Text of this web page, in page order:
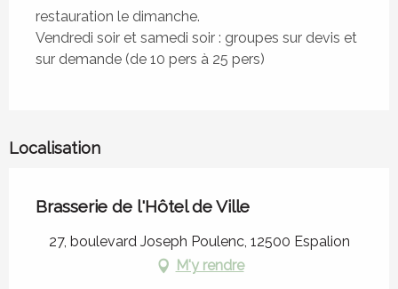
restauration le dimanche.
Vendredi soir et samedi soir : groupes sur devis et
sur demande (de 10 pers à 25 pers)
Localisation
Brasserie de l'Hôtel de Ville
27, boulevard Joseph Poulenc, 12500 Espalion
M'y rendre